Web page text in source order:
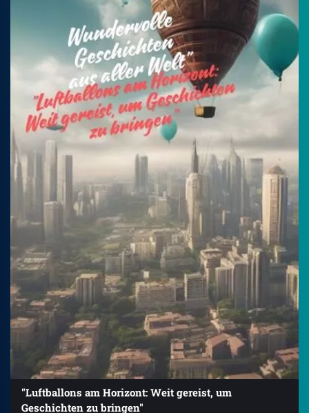
"Luftballons am Horizont: Weit gereist, um
Geschichten zu bringen"